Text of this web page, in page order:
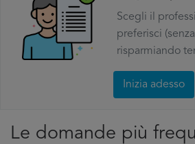
Scegli il
preferisci
risparmiando
Inizia adesso
Le domande più